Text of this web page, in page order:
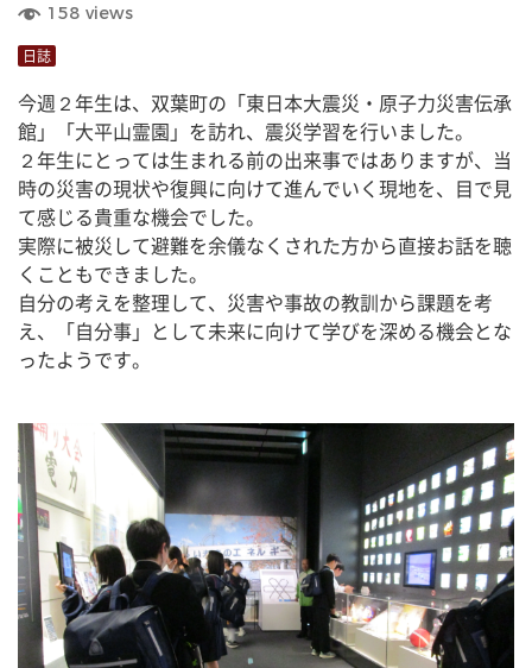
158 views
日誌
今週２年生は、双葉町の「東日本大震災・原子力災害伝承
館」「大平山霊園」を訪れ、震災学習を行いました。
２年生にとっては生まれる前の出来事ではありますが、当
時の災害の現状や復興に向けて進んでいく現地を、目で見
て感じる貴重な機会でした。
実際に被災して避難を余儀なくされた方から直接お話を聴
くこともできました。
自分の考えを整理して、災害や事故の教訓から課題を考
え、「自分事」として未来に向けて学びを深める機会とな
ったようです。